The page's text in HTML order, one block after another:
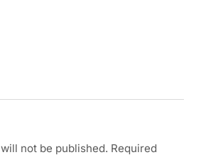
not be published. Required